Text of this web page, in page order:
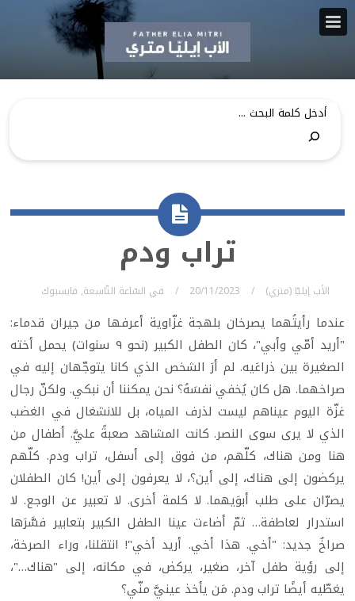
تراب ودم
الأب إيليّا (متري) 20/11/2023 في السّاعة التّاسعة, فايسبوك
عندما رأيتُهما يصرخان بلهجة غزّاوية أعرفها من جيران قدماء:
"أريد أمّي وأبي"، كان الطفل الكبير (نحو ٩ سنوات) يحمل أخته
الصغيرة بين ذراعَيه. لم أرَ الشخص الذي كانا يتوجّهان إليه في
صراخهما. هل كان يُخفي نفسَهُ؟ نحن يمكننا أن نبكي. ولكنّ رجال
غزّة اليوم عيناهم ليست لذرف المياه، بل للانشغال في الغضب
الذي لا يرى سوى النصر. كانت المشاهد صعبةً عليَّ. أطفال من
هنا ومن هناك، كلّهم، من فوق إلى أسفل، تراب ودم. كلّهم
يركضون إلى هناك، إلى أين؟، لا يعرفون إلى أين! كان الطفلان
يصرّان على طلب أبوَيهما. لا كلمة أخرى. لا تعبير عن الوجع. لا
استدرار لعاطفة… ثمّ أضاءت عينا الطفل الكبير بتعابير فسَّرَها
صراخٌ جديد: "أخي. هذا أخي. أريد أخي"! انتقلنا، وراء الصرخة،
إلى رؤية طفل آخر، صغير، يركض، في مكانه، إلى "هناك…"،
يغطّيه أيضًا تراب ودم. مَن يأخذ عينيَّ منّي؟